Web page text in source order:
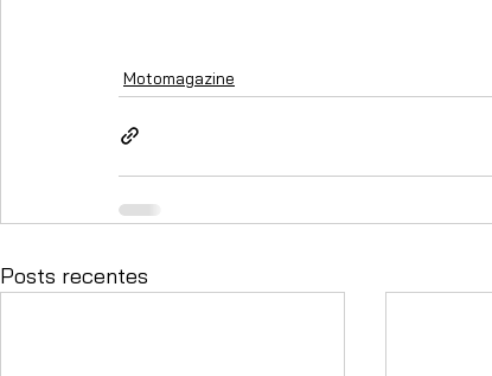
Motomagazine
Posts recentes